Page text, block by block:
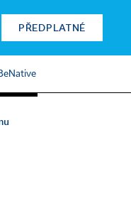
PŘEDPLATNÉ